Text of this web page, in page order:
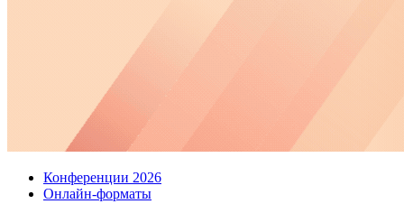
Конференции 2026
Онлайн-форматы